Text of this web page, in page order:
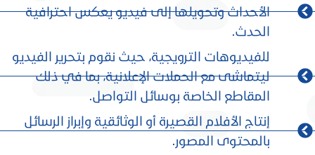
الأحداث وتحويلها إلى فيديو يعكس احترافية
الحدث.
للفيديوهات الترويجية، حيث نقوم بتحرير الفيديو
ليتماشى مع الحملات الإعلانية، بما في ذلك
المقاطع الخاصة بوسائل التواصل.
إنتاج الأفلام القصيرة أو الوثائقية وإبراز الرسائل
بالمحتوى المصور.